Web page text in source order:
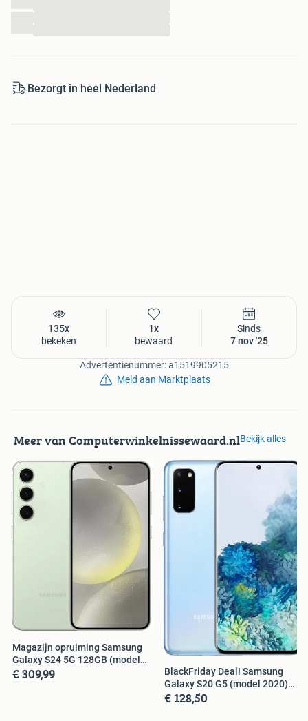
Bezorgt in heel Nederland
135x
bekeken
1x
bewaard
Sinds
7 nov '25
Advertentienummer: a1519905215
Meld aan Marktplaats
Meer van Computerwinkelnissewaard.nlBekijk alles
Magazijn opruiming Samsung
Galaxy S24 5G 128GB (model
20...
€ 309,99
BlackFriday Deal! Samsung
Galaxy S20 G5 (model 2020)
128...
€ 128,50